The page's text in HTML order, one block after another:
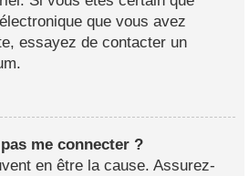
que vous avez
essayez de contacter un
me connecter ?
en être la cause. Assurez-